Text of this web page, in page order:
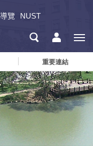
覽 NUST
重要連結